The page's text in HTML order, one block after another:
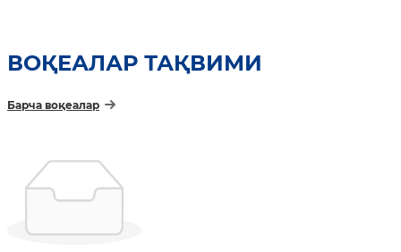
ВОҚЕАЛАР ТАҚВИМИ
Барча воқеалар